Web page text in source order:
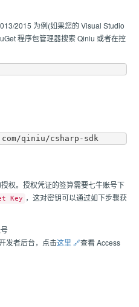
2015 为例(如果您的 Visual Studio
程序包管理器搜索 Qiniu 或者在控
权。授权凭证的签算需要七牛账号下
Key ，这对密钥可以通过如下步骤获
发者后台， 点击这里 🔗查看 Access